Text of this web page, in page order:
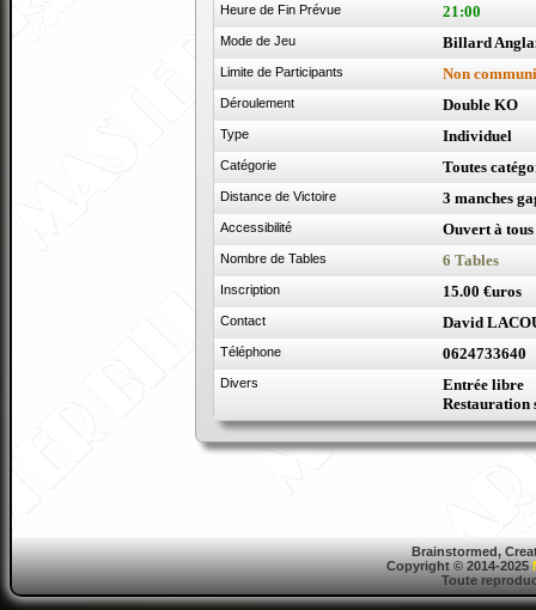
Heure de Fin Prévue 21:00
Mode de Jeu Billard
Limite de Participants Non
Déroulement Double KO
Type Individuel
Catégorie Toutes
Distance de Victoire 3 manches
Accessibilité Ouvert à tous
Nombre de Tables 6 Tables
Inscription 15.00 €uros
Contact David
Téléphone 0624733640
Divers
Entrée libre
Restauration
Brainstormed,
Copyright © 2014-2025
Toute